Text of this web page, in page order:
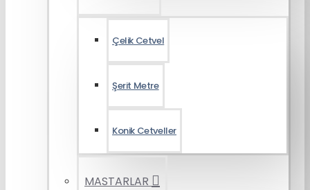
Çelik Cetvel
Şerit Metre
Konik Cetveller
MASTARLAR